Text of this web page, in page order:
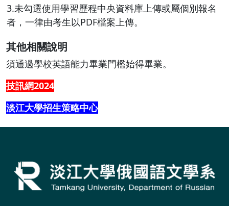
3.未勾選使用學習歷程中央資料庫上傳或屬個別報名
者，一律由考生以PDF檔案上傳。
其他相關說明
須通過學校英語能力畢業門檻始得畢業。
技訊網2024
淡江大學招生策略中心